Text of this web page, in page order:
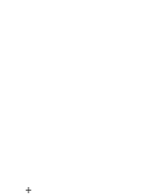
+